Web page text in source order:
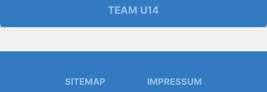
TEAM U14
SITEMAP IMPRESSUM